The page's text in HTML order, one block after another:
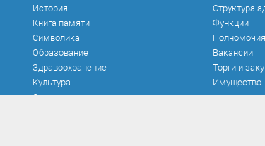
История
Книга памяти
Символика
Образование
Здравоохранение
Культура
Спорт
Структура
Функции
Полномочия
Вакансии
Торги и
Имущество